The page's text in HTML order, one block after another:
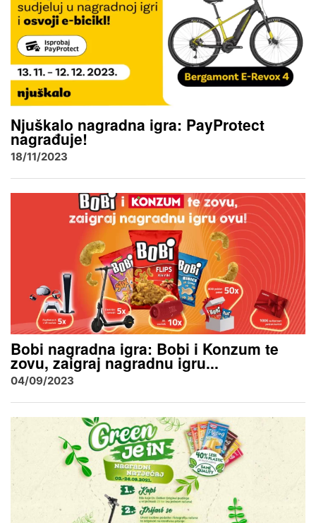
Njuškalo nagradna igra: PayProtect
nagrađuje!
18/11/2023
Bobi nagradna igra: Bobi i Konzum te
zovu, zaigraj nagradnu igru...
04/09/2023